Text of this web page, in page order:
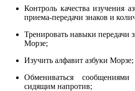
Контроль качества изучения
приема-передачи знаков и
Тренировать навыки передачи
Морзе;
Изучить алфавит азбуки Морзе;
Обмениваться
сидящим напротив;